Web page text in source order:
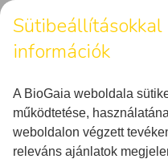
Sütibeállításokkal
információk
A BioGaia weboldala
működtetése,
weboldalon végzett
releváns ajánlatok